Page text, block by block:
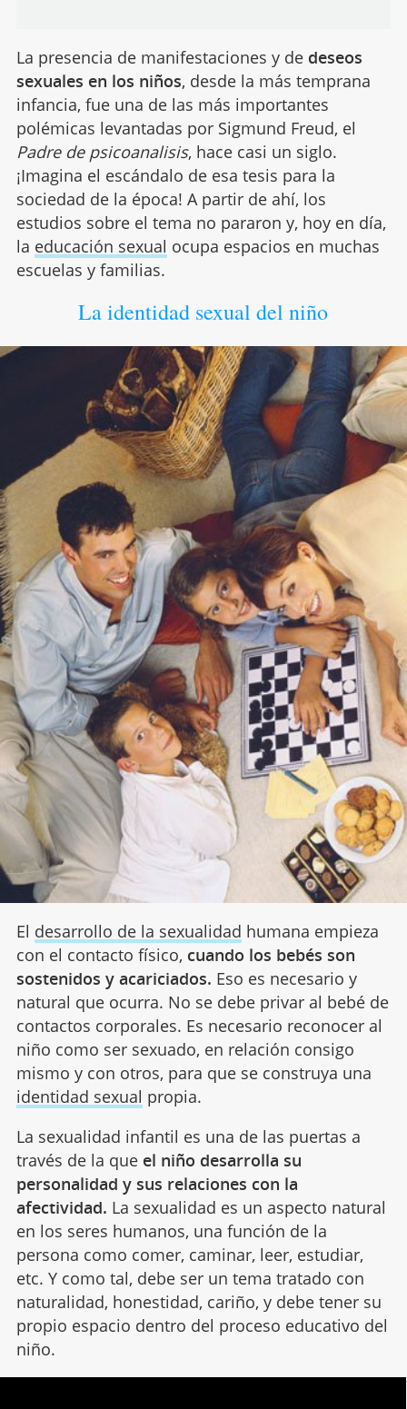
La presencia de manifestaciones y de deseos
sexuales en los niños, desde la más temprana
infancia, fue una de las más importantes
polémicas levantadas por Sigmund Freud, el
Padre de psicoanalisis, hace casi un siglo.
¡Imagina el escándalo de esa tesis para la
sociedad de la época! A partir de ahí, los
estudios sobre el tema no pararon y, hoy en día,
la educación sexual ocupa espacios en muchas
escuelas y familias.
La identidad sexual del niño
El desarrollo de la sexualidad humana empieza
con el contacto físico, cuando los bebés son
sostenidos y acariciados. Eso es necesario y
natural que ocurra. No se debe privar al bebé de
contactos corporales. Es necesario reconocer al
niño como ser sexuado, en relación consigo
mismo y con otros, para que se construya una
identidad sexual propia.
La sexualidad infantil es una de las puertas a
través de la que el niño desarrolla su
personalidad y sus relaciones con la
afectividad. La sexualidad es un aspecto natural
en los seres humanos, una función de la
persona como comer, caminar, leer, estudiar,
etc. Y como tal, debe ser un tema tratado con
naturalidad, honestidad, cariño, y debe tener su
propio espacio dentro del proceso educativo del
niño.